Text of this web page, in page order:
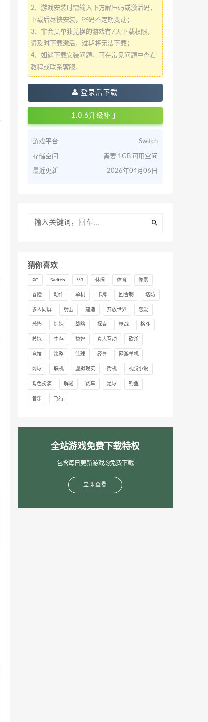
2、游戏安装时需输入下方解压码或激活码，
下载后尽快安装，密码不定期变动；
3、非会员单独兑换的游戏有7天下载权限，
请及时下载激活，过期将无法下载；
4、如遇下载安装问题，可在常见问题中查看
教程或联系客服。
登录后下载
1.0.6升级补丁
游戏平台 Switch
存储空间 需要 1GB 可用空间
最近更新 2026年04月06日
猜你喜欢
PC Switch VR 休闲 体育 像素
冒险 动作 单机 卡牌 回合制 塔防
多人同屏 射击 建造 开放世界 恋爱
恐怖 惊悚 战略 探索 枪战 格斗
模拟 生存 益智 真人互动 砍杀
竞技 策略 篮球 经营 网游单机
网球 联机 虚拟现实 街机 视觉小说
角色扮演 解谜 赛车 足球 钓鱼
音乐 飞行
全站游戏免费下载特权
包含每日更新游戏均免费下载
立即查看